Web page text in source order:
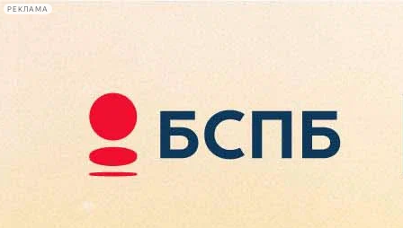
РЕКЛАМА
Сегодня:
2026.08.07
13:50
Афиша Plus